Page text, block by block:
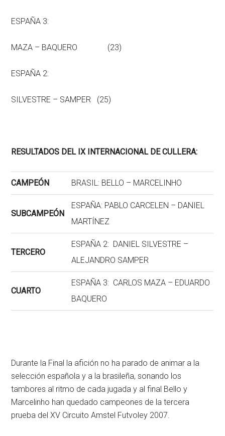
ESPAÑA 3:
MAZA – BAQUERO (23)
ESPAÑA 2:
SILVESTRE – SAMPER (25)
RESULTADOS DEL IX INTERNACIONAL DE CULLERA:
CAMPEÓN BRASIL: BELLO – MARCELINHO
SUBCAMPEÓN
ESPAÑA: PABLO CARCELEN – DANIEL
MARTÍNEZ
TERCERO
ESPAÑA 2: DANIEL SILVESTRE –
ALEJANDRO SAMPER
CUARTO
ESPAÑA 3: CARLOS MAZA – EDUARDO
BAQUERO
Durante la Final la afición no ha parado de animar a la
selección española y a la brasileña, sonando los
tambores al ritmo de cada jugada y al final Bello y
Marcelinho han quedado campeones de la tercera
prueba del XV Circuito Amstel Futvoley 2007.